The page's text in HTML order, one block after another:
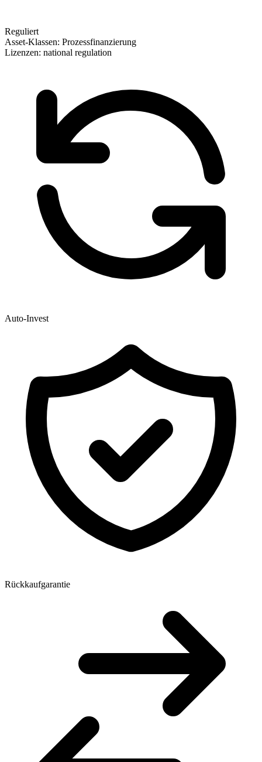
Reguliert
Asset-Klassen: Prozessfinanzierung
Lizenzen: national regulation
Auto-Invest
Rückkaufgarantie